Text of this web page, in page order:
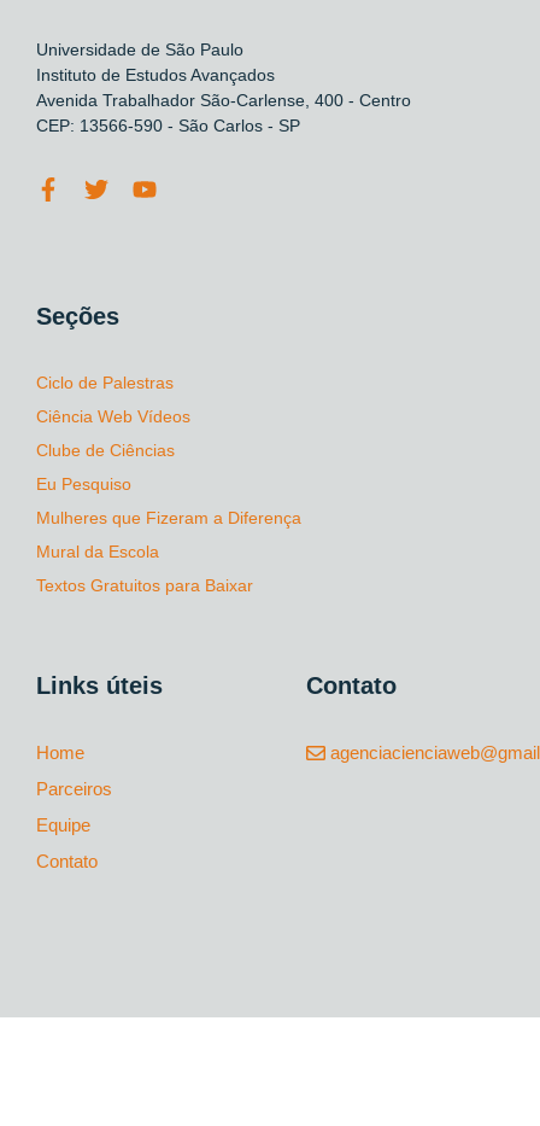
Universidade de São Paulo
Instituto de Estudos Avançados
Avenida Trabalhador São-Carlense, 400 - Centro
CEP: 13566-590 - São Carlos - SP
Seções
Ciclo de Palestras
Ciência Web Vídeos
Clube de Ciências
Eu Pesquiso
Mulheres que Fizeram a Diferença
Mural da Escola
Textos Gratuitos para Baixar
Links úteis
Home
Parceiros
Equipe
Contato
Contato